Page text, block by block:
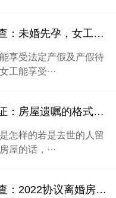
青岛市出轨调查：未婚先孕，女工能享受法定产假及产假待遇吗
享受法定产假及产假待
工能享受···
青岛婚外情取证：房屋遗嘱的格式是怎样的
怎样的若是去世的人留
屋的话，···
青岛市出轨调查：2022协议离婚房产过户费用要多少